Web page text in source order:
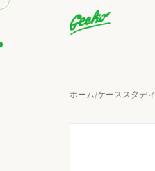
ホーム/ケーススタディ